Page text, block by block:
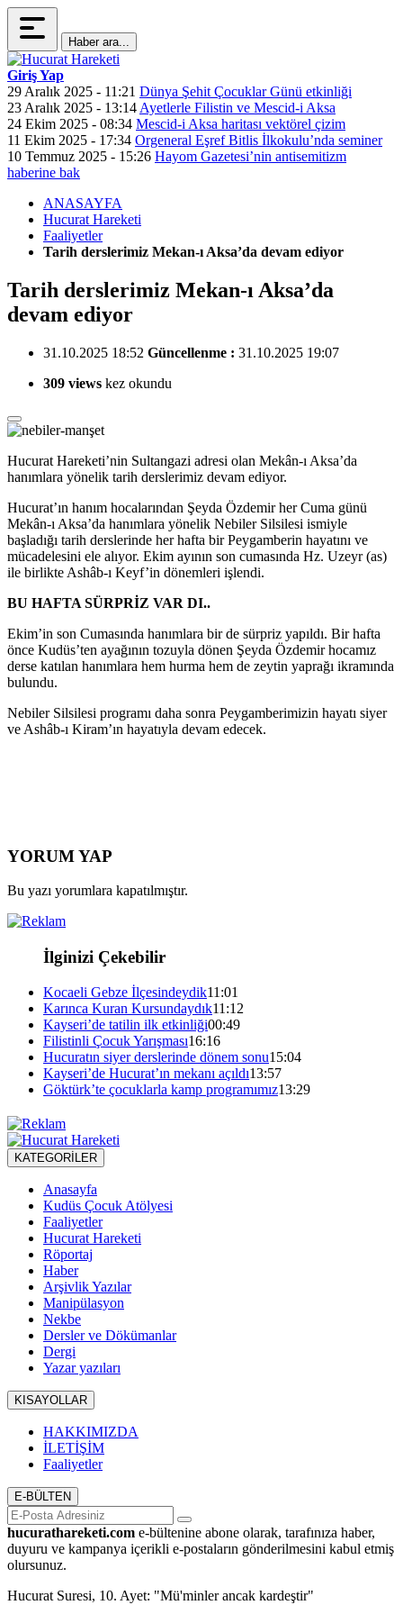
Haber ara...
Giriş Yap
29 Aralık 2025 - 11:21 Dünya Şehit Çocuklar Günü etkinliği
23 Aralık 2025 - 13:14 Ayetlerle Filistin ve Mescid-i Aksa
24 Ekim 2025 - 08:34 Mescid-i Aksa haritası vektörel çizim
11 Ekim 2025 - 17:34 Orgeneral Eşref Bitlis İlkokulu’nda seminer
10 Temmuz 2025 - 15:26 Hayom Gazetesi’nin antisemitizm
haberine bak
ANASAYFA
Hucurat Hareketi
Faaliyetler
Tarih derslerimiz Mekan-ı Aksa’da devam ediyor
Tarih derslerimiz Mekan-ı Aksa’da
devam ediyor
31.10.2025 18:52 Güncellenme : 31.10.2025 19:07
309 views kez okundu
Hucurat Hareketi’nin Sultangazi adresi olan Mekân-ı Aksa’da
hanımlara yönelik tarih derslerimiz devam ediyor.
Hucurat’ın hanım hocalarından Şeyda Özdemir her Cuma günü
Mekân-ı Aksa’da hanımlara yönelik Nebiler Silsilesi ismiyle
başladığı tarih derslerinde her hafta bir Peygamberin hayatını ve
mücadelesini ele alıyor. Ekim ayının son cumasında Hz. Uzeyr (as)
ile birlikte Ashâb-ı Keyf’in dönemleri işlendi.
BU HAFTA SÜRPRİZ VAR DI..
Ekim’in son Cumasında hanımlara bir de sürpriz yapıldı. Bir hafta
önce Kudüs’ten ayağının tozuyla dönen Şeyda Özdemir hocamız
derse katılan hanımlara hem hurma hem de zeytin yaprağı ikramında
bulundu.
Nebiler Silsilesi programı daha sonra Peygamberimizin hayatı siyer
ve Ashâb-ı Kiram’ın hayatıyla devam edecek.
YORUM YAP
Bu yazı yorumlara kapatılmıştır.
İlginizi Çekebilir
Kocaeli Gebze İlçesindeydik11:01
Karınca Kuran Kursundaydık11:12
Kayseri’de tatilin ilk etkinliği00:49
Filistinli Çocuk Yarışması16:16
Hucuratın siyer derslerinde dönem sonu15:04
Kayseri’de Hucurat’ın mekanı açıldı13:57
Göktürk’te çocuklarla kamp programımız13:29
KATEGORİLER
Anasayfa
Kudüs Çocuk Atölyesi
Faaliyetler
Hucurat Hareketi
Röportaj
Haber
Arşivlik Yazılar
Manipülasyon
Nekbe
Dersler ve Dökümanlar
Dergi
Yazar yazıları
KISAYOLLAR
HAKKIMIZDA
İLETİŞİM
Faaliyetler
E-BÜLTEN
hucurathareketi.com e-bültenine abone olarak, tarafınıza haber,
duyuru ve kampanya içerikli e-postaların gönderilmesini kabul etmiş
olursunuz.
Hucurat Suresi, 10. Ayet: "Mü'minler ancak kardeştir"